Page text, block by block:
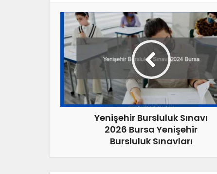
Yenişehir Bursluluk Sınavı
2026 Bursa Yenişehir
Bursluluk Sınavları